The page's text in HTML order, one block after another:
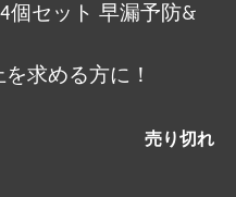
個セット 早漏予防&
求める方に！
売り切れ